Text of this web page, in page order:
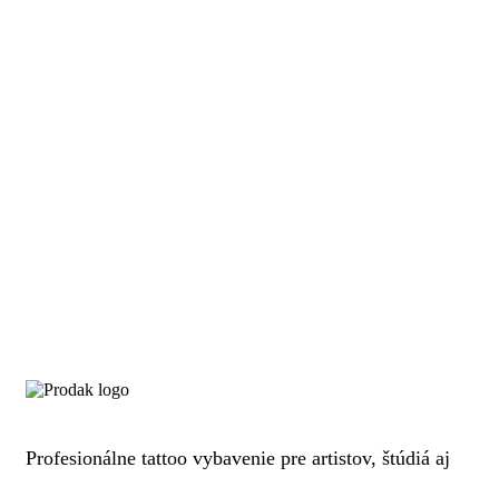
Profesionálne tattoo vybavenie pre artistov, štúdiá aj